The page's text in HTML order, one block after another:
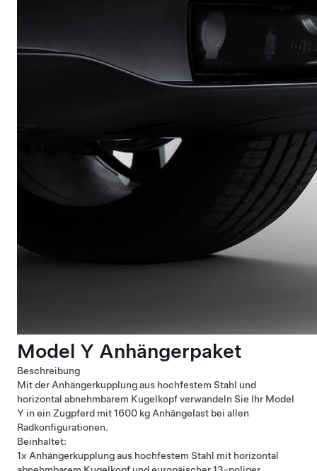
Model Y Anhängerpaket
Beschreibung
Mit der Anhängerkupplung aus hochfestem Stahl und
horizontal abnehmbarem Kugelkopf verwandeln Sie Ihr Model
Y in ein Zugpferd mit 1600 kg Anhängelast bei allen
Radkonfigurationen.
Beinhaltet:
1x Anhängerkupplung aus hochfestem Stahl mit horizontal